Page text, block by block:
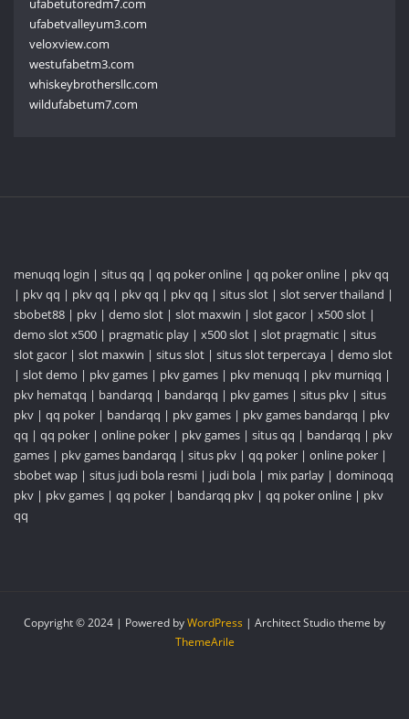
ufabetutoredm7.com
ufabetvalleyum3.com
veloxview.com
westufabetm3.com
whiskeybrothersllc.com
wildufabetum7.com
menuqq login | situs qq | qq poker online | qq poker online | pkv qq
| pkv qq | pkv qq | pkv qq | pkv qq | situs slot | slot server thailand |
sbobet88 | pkv | demo slot | slot maxwin | slot gacor | x500 slot |
demo slot x500 | pragmatic play | x500 slot | slot pragmatic | situs
slot gacor | slot maxwin | situs slot | situs slot terpercaya | demo slot
| slot demo | pkv games | pkv games | pkv menuqq | pkv murniqq |
pkv hematqq | bandarqq | bandarqq | pkv games | situs pkv | situs
pkv | qq poker | bandarqq | pkv games | pkv games bandarqq | pkv
qq | qq poker | online poker | pkv games | situs qq | bandarqq | pkv
games | pkv games bandarqq | situs pkv | qq poker | online poker |
sbobet wap | situs judi bola resmi | judi bola | mix parlay | dominoqq
pkv | pkv games | qq poker | bandarqq pkv | qq poker online | pkv
qq
Copyright © 2024 | Powered byWordPress | Architect Studio theme by
ThemeArile